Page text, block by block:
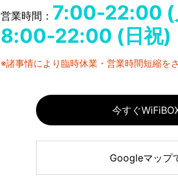
営業時間： 7:00-22:00 (
8:00-22:00 (日祝)
※諸事情により臨時休業・営業時間短縮を
今すぐ
Googleマップ